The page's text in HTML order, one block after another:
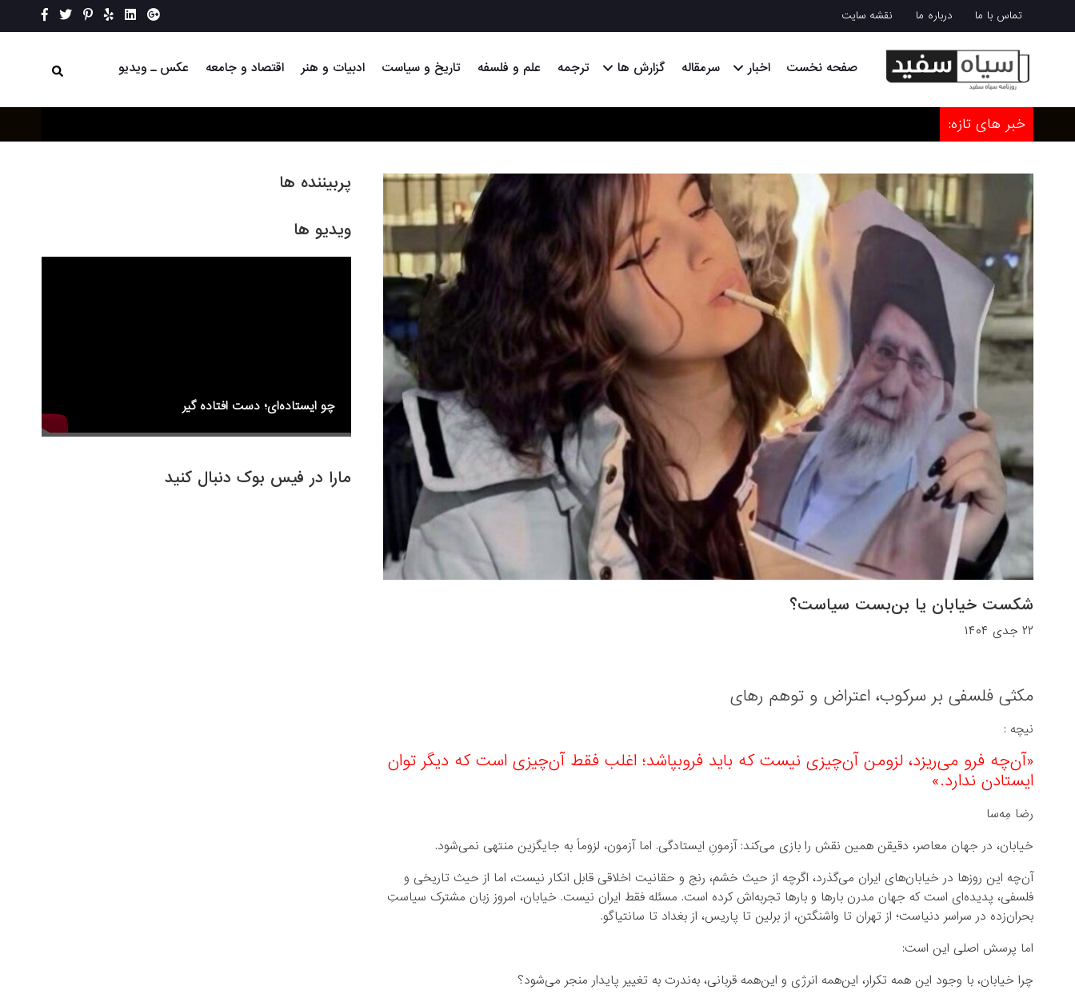
تماس با ما درباره ما نقشه سایت
صفحه نخست اخبار سرمقاله گزارش ها ترجمه علم و فلسفه تاریخ و سیاست ادبیات و هنر اقتصاد و جامعه عکس ـ ویدیو
خبر های تازه:
پربیننده ها
ویدیو ها
چو ایستاده‌ای؛ دست افتاده گیر
مارا در فیس بوک دنبال کنید
شکست خیابان یا بن‌بست سیاست؟
۲۲ جدی ۱۴۰۴
مکثی فلسفی بر سرکوب، اعتراض و توهم رهای
نیچه :
«آن‌چه فرو می‌ریزد، لزومن آن‌چیزی نیست که باید فروبپاشد؛ اغلب فقط آن‌چیزی است که دیگر توان
ایستادن ندارد.»
رضا مِه‌سا
خیابان، در جهان معاصر، دقیقن همین نقش را بازی می‌کند: آزمونِ ایستادگی. اما آزمون، لزوماً به جایگزین منتهی نمی‌شود.
آن‌چه این روزها در خیابان‌های ایران می‌گذرد، اگرچه از حیث خشم، رنج و حقانیت اخلاقی قابل انکار نیست، اما از حیث تاریخی و
فلسفی، پدیده‌ای است که جهان مدرن بارها و بارها تجربه‌اش کرده است. مسئله فقط ایران نیست. خیابان، امروز زبان مشترک سیاستِ
بحران‌زده در سراسر دنیاست؛ از تهران تا واشنگتن، از برلین تا پاریس، از بغداد تا سانتیاگو.
اما پرسش اصلی این است:
چرا خیابان، با وجود این همه تکرار، این‌همه انرژی و این‌همه قربانی، به‌ندرت به تغییر پایدار منجر می‌شود؟